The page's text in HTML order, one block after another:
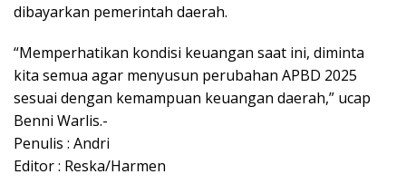
dibayarkan pemerintah daerah.
“Memperhatikan kondisi keuangan saat ini, diminta
kita semua agar menyusun perubahan APBD 2025
sesuai dengan kemampuan keuangan daerah,” ucap
Benni Warlis.-
Penulis : Andri
Editor : Reska/Harmen